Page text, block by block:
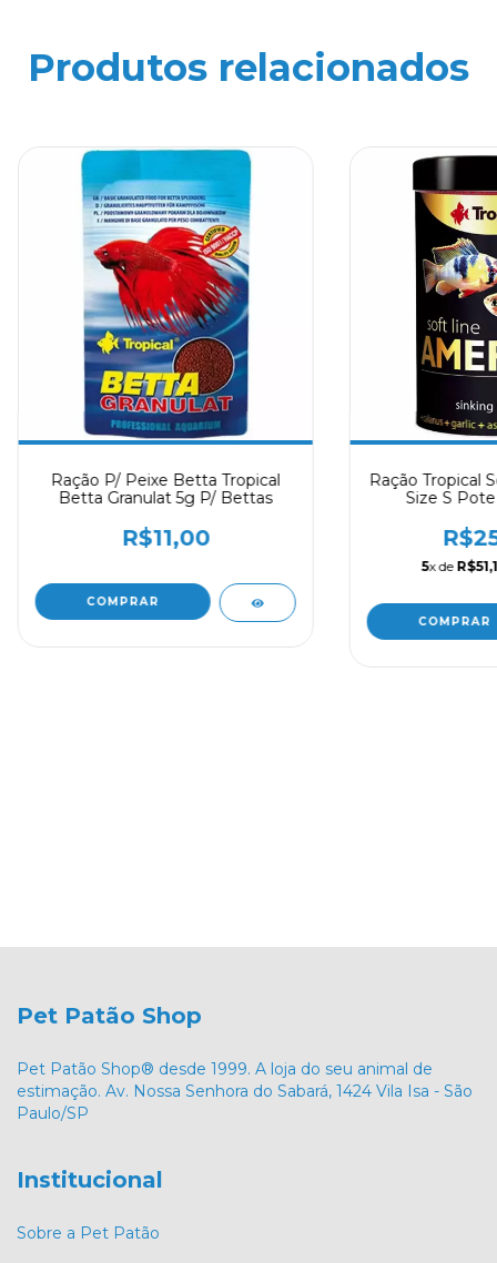
Produtos relacionados
Ração P/ Peixe Betta Tropical
Betta Granulat 5g P/ Bettas
R$11,00
Ração Tropical
Size S
5x de
Pet Patão Shop
Pet Patão Shop® desde 1999. A loja do seu animal de
estimação. Av. Nossa Senhora do Sabará, 1424 Vila Isa - São
Paulo/SP
Institucional
Sobre a Pet Patão